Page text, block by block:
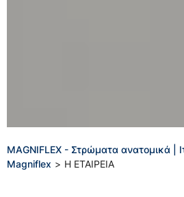
MAGNIFLEX - Στρώματα ανατομικά |
Magniflex > Η ΕΤΑΙΡΕΙΑ